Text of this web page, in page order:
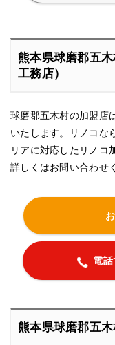
熊本県球磨郡五
工務店）
球磨郡五木村の加盟店
いたします。リノコな
リアに対応したリノコ
詳しくはお問い合わせ
電
熊本県球磨郡五